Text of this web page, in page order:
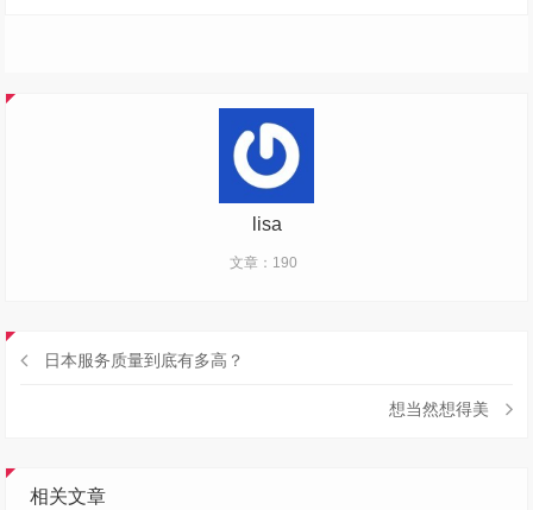
lisa
文章：190
日本服务质量到底有多高？
想当然想得美
相关文章